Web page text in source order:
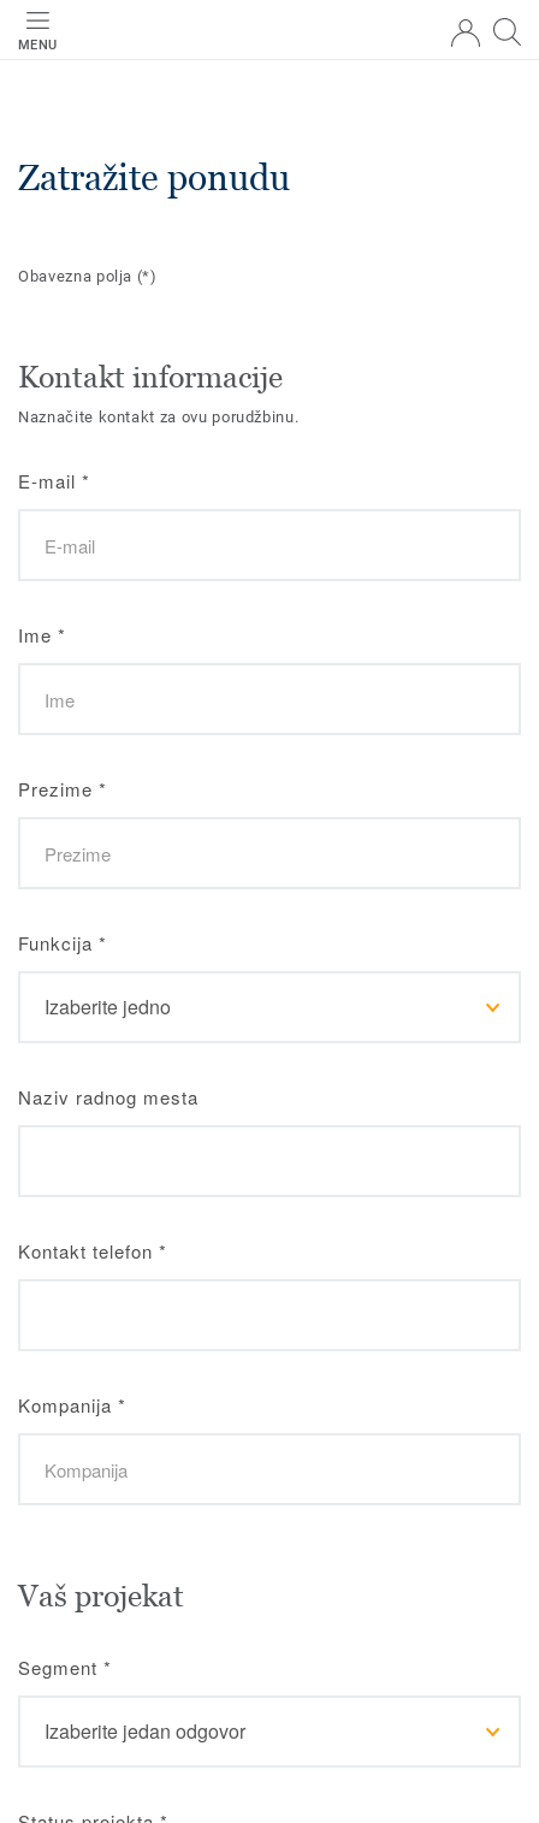
MENU
Zatražite ponudu
Obavezna polja (*)
Kontakt informacije
Naznačite kontakt za ovu porudžbinu.
E-mail *
Ime *
Prezime *
Funkcija *
Naziv radnog mesta
Kontakt telefon *
Kompanija *
Vaš projekat
Segment *